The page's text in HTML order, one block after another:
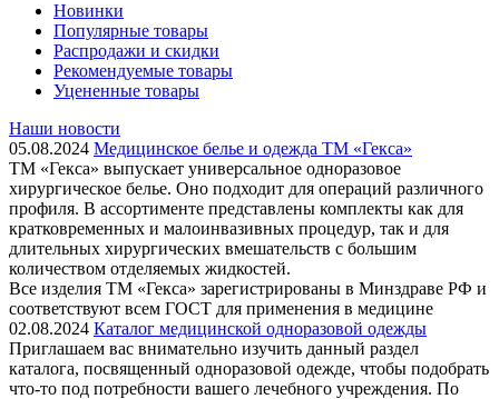
Новинки
Популярные товары
Распродажи и скидки
Рекомендуемые товары
Уцененные товары
Наши новости
05.08.2024 Медицинское белье и одежда ТМ «Гекса»
ТМ «Гекса» выпускает универсальное одноразовое
хирургическое белье. Оно подходит для операций различного
профиля. В ассортименте представлены комплекты как для
кратковременных и малоинвазивных процедур, так и для
длительных хирургических вмешательств с большим
количеством отделяемых жидкостей.
Все изделия ТМ «Гекса» зарегистрированы в Минздраве РФ и
соответствуют всем ГОСТ для применения в медицине
02.08.2024 Каталог медицинской одноразовой одежды
Приглашаем вас внимательно изучить данный раздел
каталога, посвященный одноразовой одежде, чтобы подобрать
что-то под потребности вашего лечебного учреждения. По